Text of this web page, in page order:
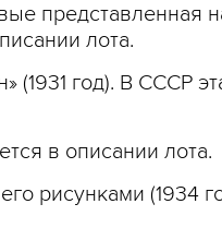
представленная
лота.
(1931 год). В СССР
в описании лота.
рисунками (1934